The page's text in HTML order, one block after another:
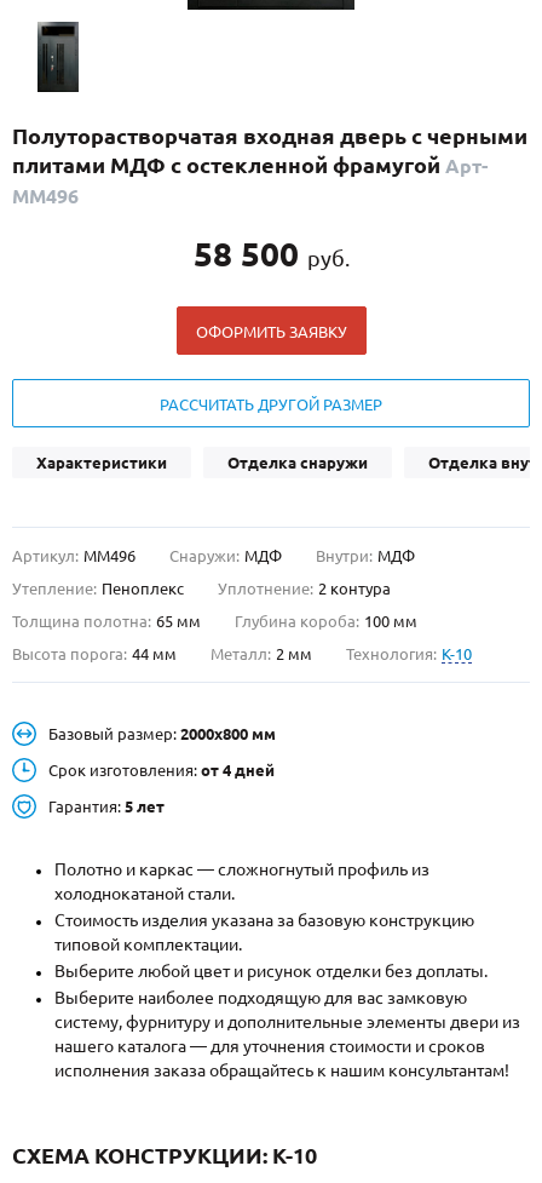
(29)
ПО НАЗНАЧЕНИЮ
ПО КОНСТРУКЦИИ
О НАС
КОНТАКТЫ
Москве и МО
НАЙТИ:
+7 (495) 411-44-41
INFO@META-M.RU
ЗАПРОСИТЬ РАСЧЕТ
Каталог Распродажа Как купить
Записаться на замер
Полуторастворчатая входная дверь с черными
плитами МДФ с остекленной фрамугой Арт-
ММ496
58 500 руб.
ОФОРМИТЬ ЗАЯВКУ
РАССЧИТАТЬ ДРУГОЙ РАЗМЕР
Характеристики Отделка снаружи Отделка
Артикул: ММ496 Снаружи: МДФ Внутри: МДФ
Утепление: Пеноплекс Уплотнение: 2 контура
Толщина полотна: 65 мм Глубина короба: 100 мм
Высота порога: 44 мм Металл: 2 мм Технология: K-10
Базовый размер: 2000х800 мм
Срок изготовления: от 4 дней
Гарантия: 5 лет
Полотно и каркас — сложногнутый профиль из
холоднокатаной стали.
Стоимость изделия указана за базовую конструкцию
типовой комплектации.
Выберите любой цвет и рисунок отделки без доплаты.
Выберите наиболее подходящую для вас замковую
систему, фурнитуру и дополнительные элементы двери из
нашего каталога — для уточнения стоимости и сроков
исполнения заказа обращайтесь к нашим консультантам!
СХЕМА КОНСТРУКЦИИ: K-10